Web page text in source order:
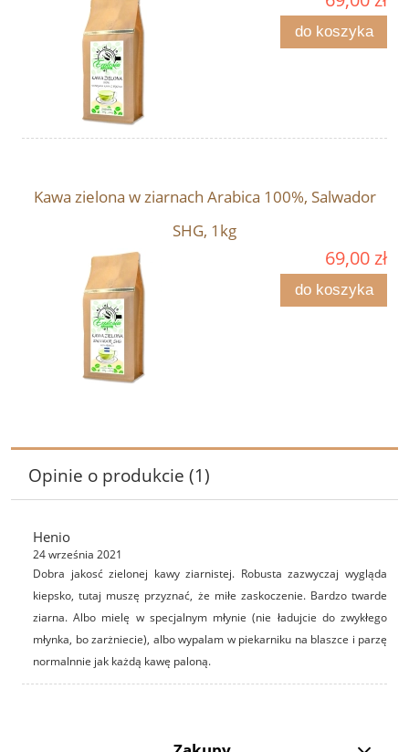
do koszyka
Kawa zielona w ziarnach Arabica 100%, Salwador
SHG, 1kg
69,00 zł
do koszyka
Opinie o produkcie (1)
Henio
24 września 2021
Dobra jakosć zielonej kawy ziarnistej. Robusta zazwyczaj wygląda
kiepsko, tutaj muszę przyznać, że miłe zaskoczenie. Bardzo twarde
ziarna. Albo mielę w specjalnym młynie (nie ładujcie do zwykłego
młynka, bo zarżniecie), albo wypalam w piekarniku na blaszce i parzę
normalnnie jak każdą kawę paloną.